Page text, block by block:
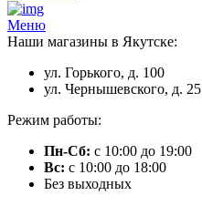
Меню
Наши магазины в Якутске:
ул. Горького, д. 100
ул. Чернышевского, д. 25
Режим работы:
Пн-Сб: с 10:00 до 19:00
Вс: с 10:00 до 18:00
Без выходных